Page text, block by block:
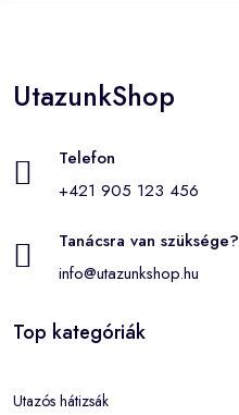
UtazunkShop
Telefon
+421 905 123 456
Tanácsra van szüksége?
info@utazunkshop.hu
Top kategóriák
Utazós hátizsák